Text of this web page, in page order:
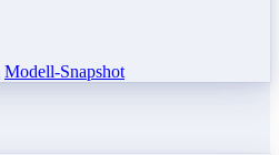
Modell-Snapshot